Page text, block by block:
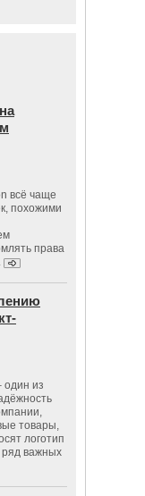
всё чаще
похожими
права
один из
товары,
логотип
ряд важных